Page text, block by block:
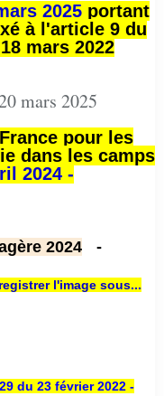
2025portant
à l'article 9 du
mars 2022
mars 2025
pour les
dans les camps
2024 -
2024 -
l'image sous...
du 23 février 2022 -